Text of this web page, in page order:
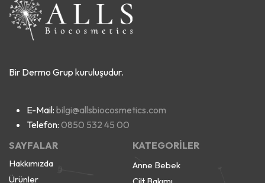
Bir Dermo Grup kuruluşudur.
E-Mail: bilgi@allsbiocosmetics.com
Telefon: 0850 532 45 00
SAYFALAR
Hakkımızda
Ürünler
KATEGORİLER
Anne Bebek